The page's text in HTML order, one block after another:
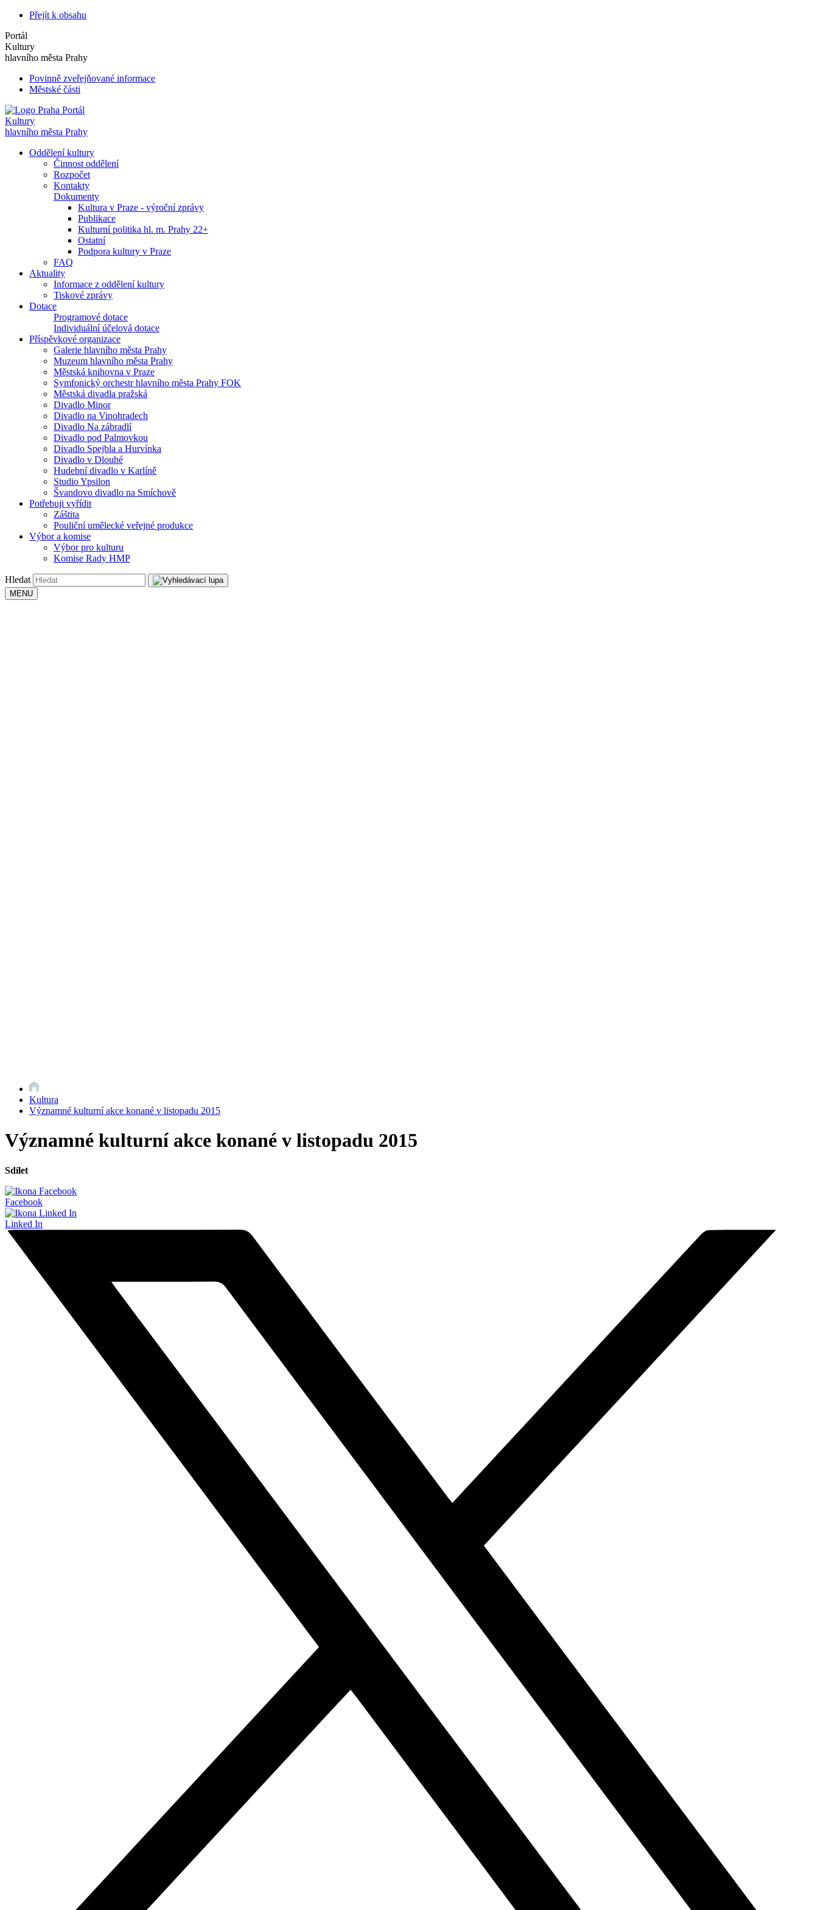
Přejít k obsahu
Portál
Kultury
hlavního města Prahy
Povinně zveřejňované informace
Městské části
Portál
Kultury
hlavního města Prahy
Oddělení kultury
Činnost oddělení
Rozpočet
Kontakty
Dokumenty
Kultura v Praze - výroční zprávy
Publikace
Kulturní politika hl. m. Prahy 22+
Ostatní
Podpora kultury v Praze
FAQ
Aktuality
Informace z oddělení kultury
Tiskové zprávy
Dotace
Programové dotace
Individuální účelová dotace
Příspěvkové organizace
Galerie hlavního města Prahy
Muzeum hlavního města Prahy
Městská knihovna v Praze
Symfonický orchestr hlavního města Prahy FOK
Městská divadla pražská
Divadlo Minor
Divadlo na Vinohradech
Divadlo Na zábradlí
Divadlo pod Palmovkou
Divadlo Spejbla a Hurvínka
Divadlo v Dlouhé
Hudební divadlo v Karlíně
Studio Ypsilon
Švandovo divadlo na Smíchově
Potřebuji vyřídit
Záštita
Pouliční umělecké veřejné produkce
Výbor a komise
Výbor pro kulturu
Komise Rady HMP
Hledat
MENU
Kultura
Významné kulturní akce konané v listopadu 2015
Významné kulturní akce konané v listopadu 2015
Sdílet
Facebook
Linked In